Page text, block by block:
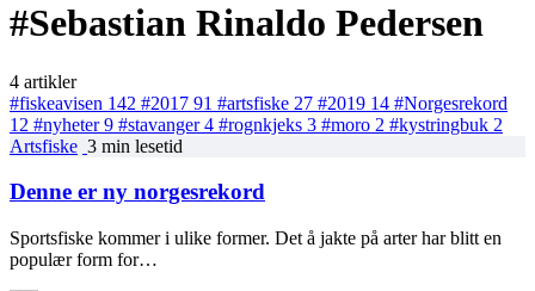
#Sebastian Rinaldo Pedersen
4 artikler
#fiskeavisen 142 #2017 91 #artsfiske 27 #2019 14 #Norgesrekord
12 #nyheter9 #stavanger4 #rognkjeks 3 #moro 2 #kystringbuk 2
Artsfiske 3 min lesetid
Denne er ny norgesrekord
Sportsfiske kommer i ulike former. Det å jakte på arter har blitt en
populær form for…